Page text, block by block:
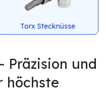
Torx Stecknüsse
Präzision und
höchste